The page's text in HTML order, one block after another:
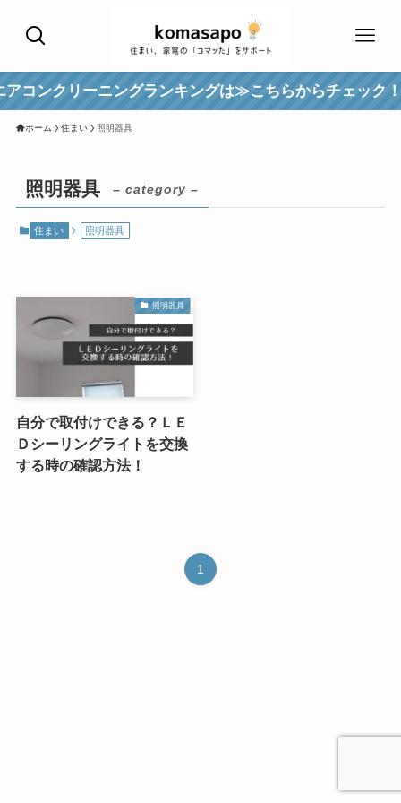
コンクリーニングランキングは≫こちらからチェック！
ホーム 住まい 照明器具
照明器具 – category –
住まい 照明器具
照明器具
自分で取付けできる？ＬＥ
Ｄシーリングライトを交換
する時の確認方法！
1